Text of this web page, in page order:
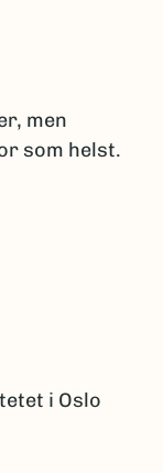
men
som helst.
i Oslo